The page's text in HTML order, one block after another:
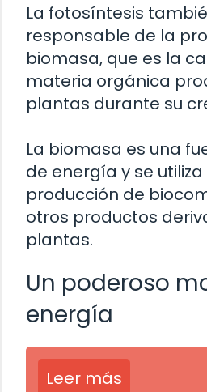
La fotosíntesis
responsable de la
biomasa, que es la
materia orgánica
plantas durante su
La biomasa es una
de energía y se utiliza
producción de
otros productos
plantas.
Un poderoso
energía
Leer más